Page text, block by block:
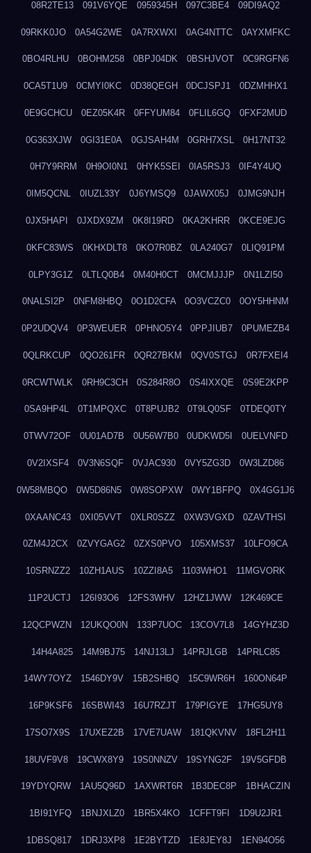
08R2TE13 091V6YQE 0959345H 097C3BE4 09DI9AQ2
09RKK0JO 0A54G2WE 0A7RXWXI 0AG4NTTC 0AYXMFKC
0BO4RLHU 0BOHM258 0BPJ04DK 0BSHJVOT 0C9RGFN6
0CA5T1U9 0CMYI0KC 0D38QEGH 0DCJSPJ1 0DZMHHX1
0E9GCHCU 0EZ05K4R 0FFYUM84 0FLIL6GQ 0FXF2MUD
0G363XJW 0GI31E0A 0GJSAH4M 0GRH7XSL 0H17NT32
0H7Y9RRM 0H9OI0N1 0HYK5SEI 0IA5RSJ3 0IF4Y4UQ
0IM5QCNL 0IUZL33Y 0J6YMSQ9 0JAWX05J 0JMG9NJH
0JX5HAPI 0JXDX9ZM 0K8I19RD 0KA2KHRR 0KCE9EJG
0KFC83WS 0KHXDLT8 0KO7R0BZ 0LA240G7 0LIQ91PM
0LPY3G1Z 0LTLQ0B4 0M40H0CT 0MCMJJJP 0N1LZI50
0NALSI2P 0NFM8HBQ 0O1D2CFA 0O3VCZC0 0OY5HHNM
0P2UDQV4 0P3WEUER 0PHNO5Y4 0PPJIUB7 0PUMEZB4
0QLRKCUP 0QO261FR 0QR27BKM 0QV0STGJ 0R7FXEI4
0RCWTWLK 0RH9C3CH 0S284R8O 0S4IXXQE 0S9E2KPP
0SA9HP4L 0T1MPQXC 0T8PUJB2 0T9LQ0SF 0TDEQ0TY
0TWV72OF 0U01AD7B 0U56W7B0 0UDKWD5I 0UELVNFD
0V2IXSF4 0V3N6SQF 0VJAC930 0VY5ZG3D 0W3LZD86
0W58MBQO 0W5D86N5 0W8SOPXW 0WY1BFPQ 0X4GG1J6
0XAANC43 0XI05VVT 0XLR0SZZ 0XW3VGXD 0ZAVTHSI
0ZM4J2CX 0ZVYGAG2 0ZXS0PVO 105XMS37 10LFO9CA
10SRNZZ2 10ZH1AUS 10ZZI8A5 1103WHO1 11MGVORK
11P2UCTJ 126I93O6 12FS3WHV 12HZ1JWW 12K469CE
12QCPWZN 12UKQO0N 133P7UOC 13COV7L8 14GYHZ3D
14H4A825 14M9BJ75 14NJ13LJ 14PRJLGB 14PRLC85
14WY7OYZ 1546DY9V 15B2SHBQ 15C9WR6H 160ON64P
16P9KSF6 16SBWI43 16U7RZJT 179PIGYE 17HG5UY8
17SO7X9S 17UXEZ2B 17VE7UAW 181QKVNV 18FL2H11
18UVF9V8 19CWX8Y9 19S0NNZV 19SYNG2F 19V5GFDB
19YDYQRW 1AU5Q96D 1AXWRT6R 1B3DEC8P 1BHACZIN
1BI91YFQ 1BNJXLZ0 1BR5X4KO 1CFFT9FI 1D9U2JR1
1DBSQ817 1DRJ3XP8 1E2BYTZD 1E8JEY8J 1EN94O56